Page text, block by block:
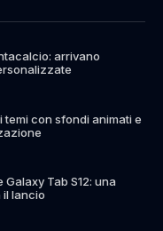
arrivano
temi con sfondi animati e
Galaxy Tab S12: una
lancio